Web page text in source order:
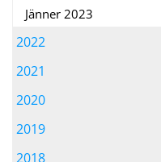
Jänner 2023
2022
2021
2020
2019
2018